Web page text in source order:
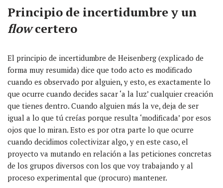
Principio de incertidumbre y un
flowcertero
El principio de incertidumbre de Heisenberg (explicado de
forma muy resumida) dice que todo acto es modificado
cuando es observado por alguien, y esto, es exactamente lo
que ocurre cuando decides sacar ‘a la luz’ cualquier creación
que tienes dentro. Cuando alguien más la ve, deja de ser
igual a lo que tú creías porque resulta ‘modificada’ por esos
ojos que lo miran. Esto es por otra parte lo que ocurre
cuando decidimos colectivizar algo, y en este caso, el
proyecto va mutando en relación a las peticiones concretas
de los grupos diversos con los que voy trabajando y al
proceso experimental que (procuro) mantener.